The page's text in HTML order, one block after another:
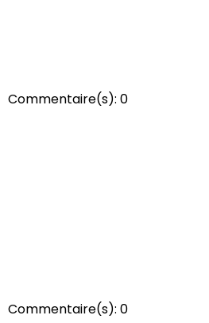
Commentaire(s): 0
Commentaire(s): 0